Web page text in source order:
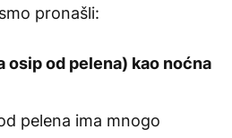
pronašli:
osip od pelena) kao noćna
pelena ima mnogo